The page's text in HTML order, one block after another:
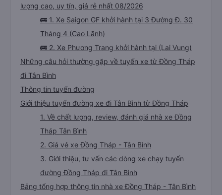
lượng cao, uy tín, giá rẻ nhất 08/2026
🚌 1. Xe Saigon GF khởi hành tại 3 Đường Đ. 30
Tháng 4 (Cao Lãnh)
🚌 2. Xe Phương Trang khởi hành tại (Lai Vung)
Những câu hỏi thường gặp về tuyến xe từ Đồng Tháp
đi Tân Bình
Thông tin tuyến đường
Giới thiệu tuyến đường xe đi Tân Bình từ Đồng Tháp
1. Về chất lượng, review, đánh giá nhà xe Đồng
Tháp Tân Bình
2. Giá vé xe Đồng Tháp - Tân Bình
3. Giới thiệu, tư vấn các dòng xe chạy tuyến
đường Đồng Tháp đi Tân Bình
Bảng tổng hợp thông tin nhà xe Đồng Tháp - Tân Bình